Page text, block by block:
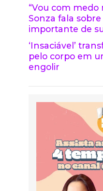
“Vou com medo
Sonza fala
importante de
‘Insaciável’
pelo corpo em
engolir